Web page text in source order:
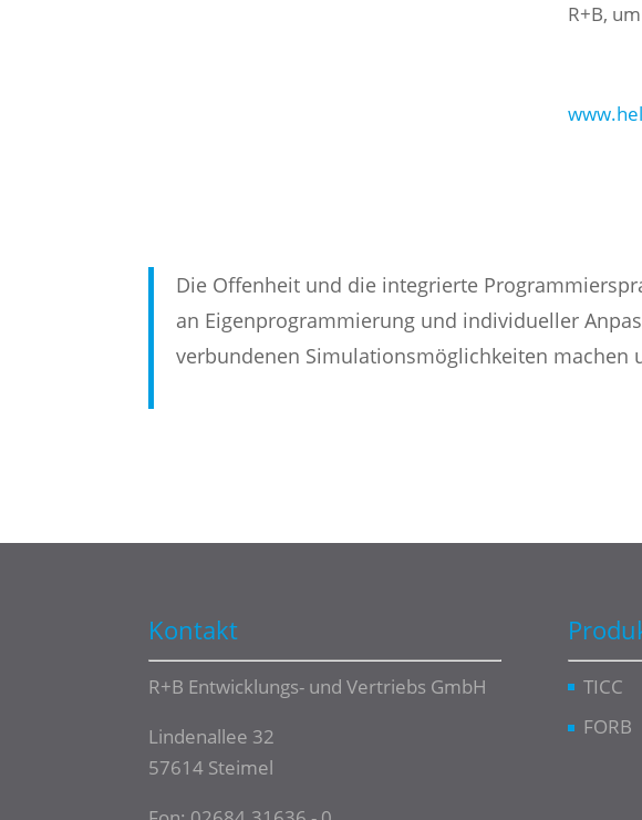
R+B,
Die Offenheit und die integrierte
an Eigenprogrammierung und individueller
verbundenen Simulationsmöglichkeiten machen
Kontakt
R+B Entwicklungs- und Vertriebs GmbH
Lindenallee 32
57614 Steimel
TICC
FORB